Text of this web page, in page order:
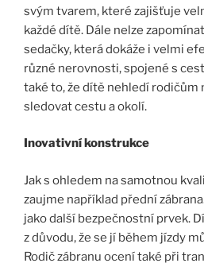
svým tvarem, které zajišťuje
každé dítě. Dále nelze
sedačky, která dokáže i velmi
různé nerovnosti, spojené s
také to, že dítě nehledí rodičům
sledovat cestu a okolí.
Inovativní konstrukce
Jak s ohledem na samotnou
zaujme například přední
jako další bezpečnostní prvek.
z důvodu, že se jí během jízdy
Rodič zábranu ocení také při